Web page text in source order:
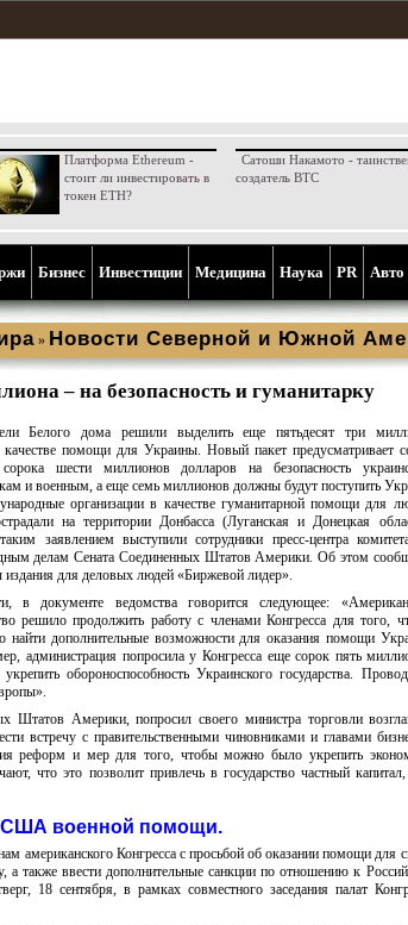
Платформа Ethereum -
стоит ли инвестировать в
токен ETH?
Сатоши Накамото -
создатель BTC
Бизнес Инвестиции Медицина Наука PR Aвто
» Новости Северной и Южной
– на безопасность и гуманитарку
Белого дома решили выделить еще пятьдесят три
помощи для Украины. Новый пакет предусматривает
сорока шести миллионов долларов на безопасность
и военным, а еще семь миллионов должны будут поступить
организации в качестве гуманитарной помощи для
на территории Донбасса (Луганская и Донецкая
заявлением выступили сотрудники пресс-центра
делам Сената Соединенных Штатов Америки. Об этом
издания для деловых людей «Биржевой лидер».
в документе ведомства говорится следующее:
решило продолжить работу с членами Конгресса для того,
найти дополнительные возможности для оказания помощи
администрация попросила у Конгресса еще сорок пять
обороноспособность Украинского государства.
Штатов Америки, попросил своего министра торговли
встречу с правительственными чиновниками и главами
реформ и мер для того, чтобы можно было укрепить
что это позволит привлечь в государство частный
США военной помощи.
американского Конгресса с просьбой об оказании помощи для
а также ввести дополнительные санкции по отношению к
18 сентября, в рамках совместного заседания палат